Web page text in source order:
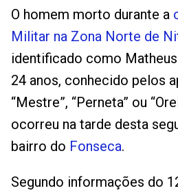
O homem morto durante a
Militar na Zona Norte de
identificado como
24 anos, conhecido pelos
“Mestre”, “Perneta” ou
ocorreu na tarde desta
bairro do Fonseca.
Segundo informações do